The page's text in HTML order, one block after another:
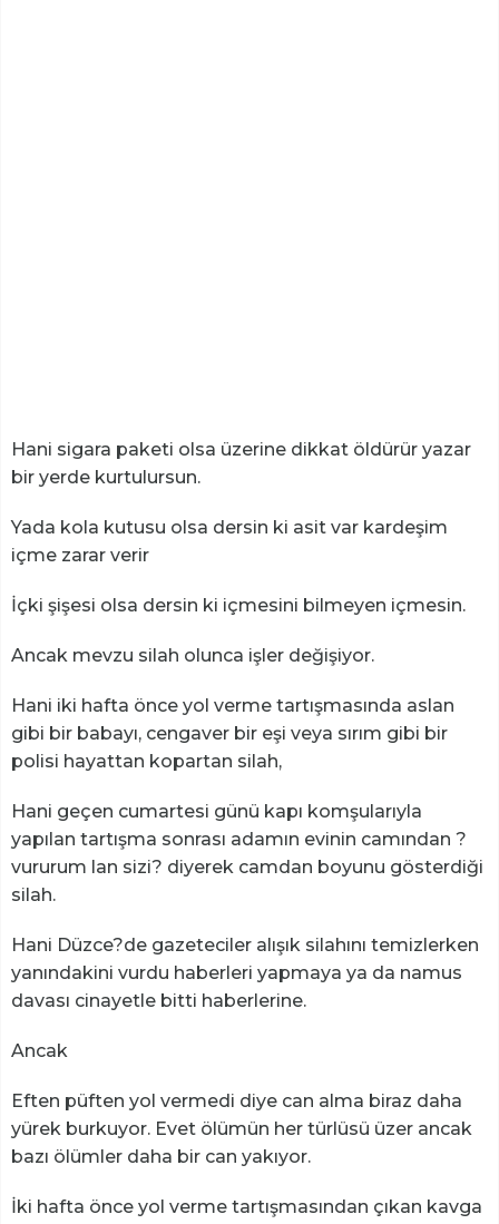
Hani sigara paketi olsa üzerine dikkat öldürür yazar
bir yerde kurtulursun.
Yada kola kutusu olsa dersin ki asit var kardeşim
içme zarar verir
İçki şişesi olsa dersin ki içmesini bilmeyen içmesin.
Ancak mevzu silah olunca işler değişiyor.
Hani iki hafta önce yol verme tartışmasında aslan
gibi bir babayı, cengaver bir eşi veya sırım gibi bir
polisi hayattan kopartan silah,
Hani geçen cumartesi günü kapı komşularıyla
yapılan tartışma sonrası adamın evinin camından ?
vururum lan sizi? diyerek camdan boyunu gösterdiği
silah.
Hani Düzce?de gazeteciler alışık silahını temizlerken
yanındakini vurdu haberleri yapmaya ya da namus
davası cinayetle bitti haberlerine.
Ancak
Eften püften yol vermedi diye can alma biraz daha
yürek burkuyor. Evet ölümün her türlüsü üzer ancak
bazı ölümler daha bir can yakıyor.
İki hafta önce yol verme tartışmasından çıkan kavga